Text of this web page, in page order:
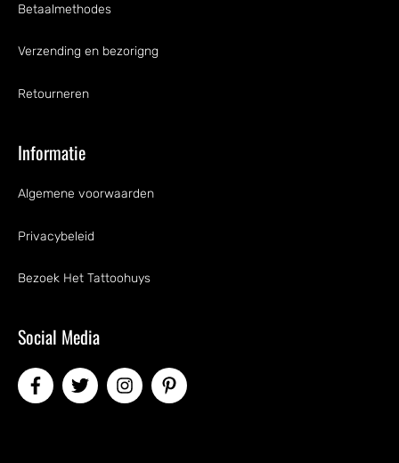
Betaalmethodes
Verzending en bezorigng
Retourneren
Informatie
Algemene voorwaarden
Privacybeleid
Bezoek Het Tattoohuys
Social Media